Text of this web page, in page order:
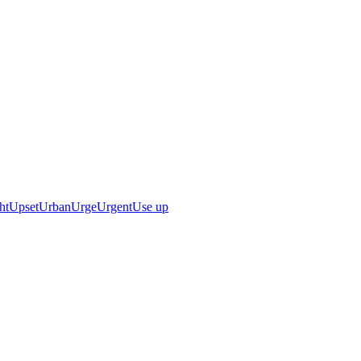
UpsetUrbanUrgeUrgentUse up